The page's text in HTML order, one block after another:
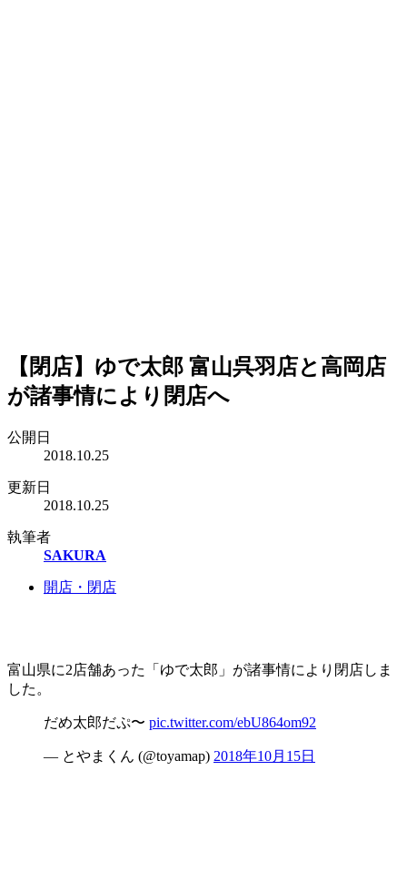
【閉店】ゆで太郎 富山呉羽店と高岡店
が諸事情により閉店へ
公開日
2018.10.25
更新日
2018.10.25
執筆者
SAKURA
開店・閉店
富山県に2店舗あった「ゆで太郎」が諸事情により閉店しま
した。
だめ太郎だぷ〜 pic.twitter.com/ebU864om92
— とやまくん (@toyamap) 2018年10月15日